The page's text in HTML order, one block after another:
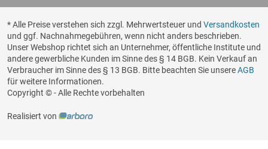
* Alle Preise verstehen sich zzgl. Mehrwertsteuer und Versandkosten
und ggf. Nachnahmegebühren, wenn nicht anders beschrieben.
Unser Webshop richtet sich an Unternehmer, öffentliche Institute und
andere gewerbliche Kunden im Sinne des § 14 BGB. Kein Verkauf an
Verbraucher im Sinne des § 13 BGB. Bitte beachten Sie unsereAGB
für weitere Informationen.
Copyright © - Alle Rechte vorbehalten
Realisiert von